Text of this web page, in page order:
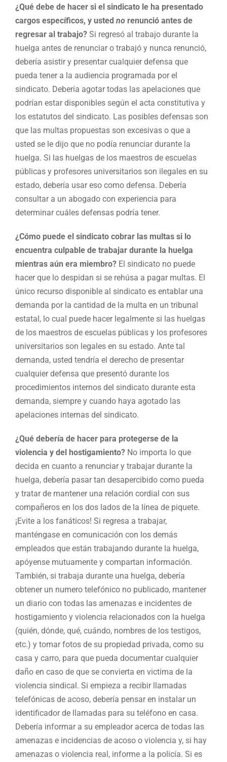
¿Qué debe de hacer si el sindicato le ha presentado
cargos específicos, y ustedno renunció antes de
regresar al trabajo? Si regresó al trabajo durante la
huelga antes de renunciar o trabajó y nunca renunció,
debería asistir y presentar cualquier defensa que
pueda tener a la audiencia programada por el
sindicato. Debería agotar todas las apelaciones que
podrían estar disponibles según el acta constitutiva y
los estatutos del sindicato. Las posibles defensas son
que las multas propuestas son excesivas o que a
usted se le dijo que no podía renunciar durante la
huelga. Si las huelgas de los maestros de escuelas
públicas y profesores universitarios son ilegales en su
estado, debería usar eso como defensa. Debería
consultar a un abogado con experiencia para
determinar cuáles defensas podría tener.
¿Cómo puede el sindicato cobrar las multas si lo
encuentra culpable de trabajar durante la huelga
mientras aún era miembro? El sindicato no puede
hacer que lo despidan si se rehúsa a pagar multas. El
único recurso disponible al sindicato es entablar una
demanda por la cantidad de la multa en un tribunal
estatal, lo cual puede hacer legalmente si las huelgas
de los maestros de escuelas públicas y los profesores
universitarios son legales en su estado. Ante tal
demanda, usted tendría el derecho de presentar
cualquier defensa que presentó durante los
procedimientos internos del sindicato durante esta
demanda, siempre y cuando haya agotado las
apelaciones internas del sindicato.
¿Qué debería de hacer para protegerse de la
violencia y del hostigamiento? No importa lo que
decida en cuanto a renunciar y trabajar durante la
huelga, debería pasar tan desapercibido como pueda
y tratar de mantener una relación cordial con sus
compañeros en los dos lados de la línea de piquete.
¡Evite a los fanáticos! Si regresa a trabajar,
manténgase en comunicación con los demás
empleados que están trabajando durante la huelga,
apóyense mutuamente y compartan información.
También, si trabaja durante una huelga, debería
obtener un numero telefónico no publicado, mantener
un diario con todas las amenazas e incidentes de
hostigamiento y violencia relacionados con la huelga
(quién, dónde, qué, cuándo, nombres de los testigos,
etc.) y tomar fotos de su propiedad privada, como su
casa y carro, para que pueda documentar cualquier
daño en caso de que se convierta en victima de la
violencia sindical. Si empieza a recibir llamadas
telefónicas de acoso, debería pensar en instalar un
identificador de llamadas para su teléfono en casa.
Debería informar a su empleador acerca de todas las
amenazas e incidencias de acoso o violencia y, si hay
amenazas o violencia real, informe a la policía. Si es